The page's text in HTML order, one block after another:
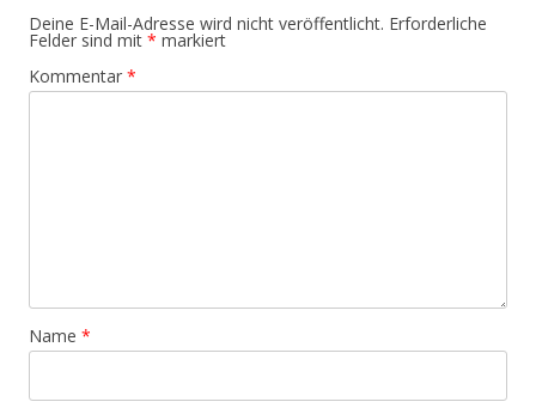
Deine E-Mail-Adresse wird nicht veröffentlicht. Erforderliche
Felder sind mit * markiert
Kommentar *
Name *